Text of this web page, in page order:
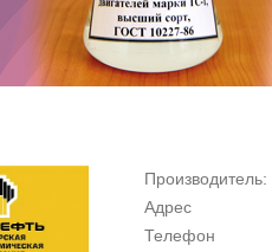
Производитель:
Адрес
Телефон